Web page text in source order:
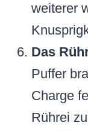
weiterer
Das
Puffer
Charge
Rührei